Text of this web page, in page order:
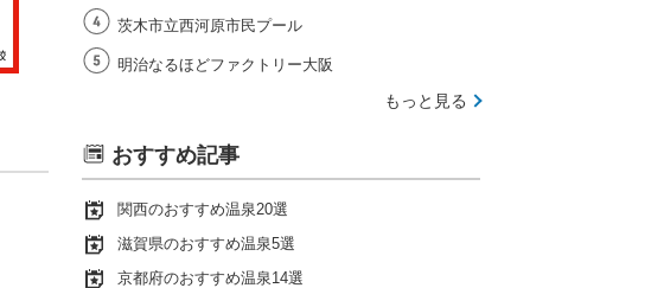
茨木市立西河原市民プール
明治なるほどファクトリー大阪
もっと見る
おすすめ記事
関西のおすすめ温泉20選
滋賀県のおすすめ温泉5選
京都府のおすすめ温泉14選